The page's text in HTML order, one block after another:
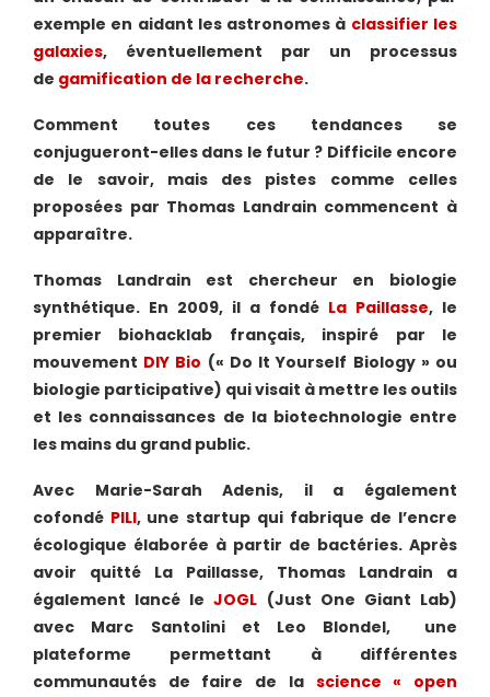
exemple en aidant les astronomes à classifier les
galaxies, éventuellement par un processus
de gamification de la recherche.
Comment toutes ces tendances se
conjugueront-elles dans le futur ? Difficile encore
de le savoir, mais des pistes comme celles
proposées par Thomas Landrain commencent à
apparaître.
Thomas Landrain est chercheur en biologie
synthétique. En 2009, il a fondé La Paillasse, le
premier biohacklab français, inspiré par le
mouvement DIY Bio (« Do It Yourself Biology » ou
biologie participative) qui visait à mettre les outils
et les connaissances de la biotechnologie entre
les mains du grand public.
Avec Marie-Sarah Adenis, il a également
cofondé PILI, une startup qui fabrique de l’encre
écologique élaborée à partir de bactéries. Après
avoir quitté La Paillasse, Thomas Landrain a
également lancé leJOGL (Just One Giant Lab)
avec Marc Santolini et Leo Blondel, une
plateforme permettant à différentes
communautés de faire de la science « open